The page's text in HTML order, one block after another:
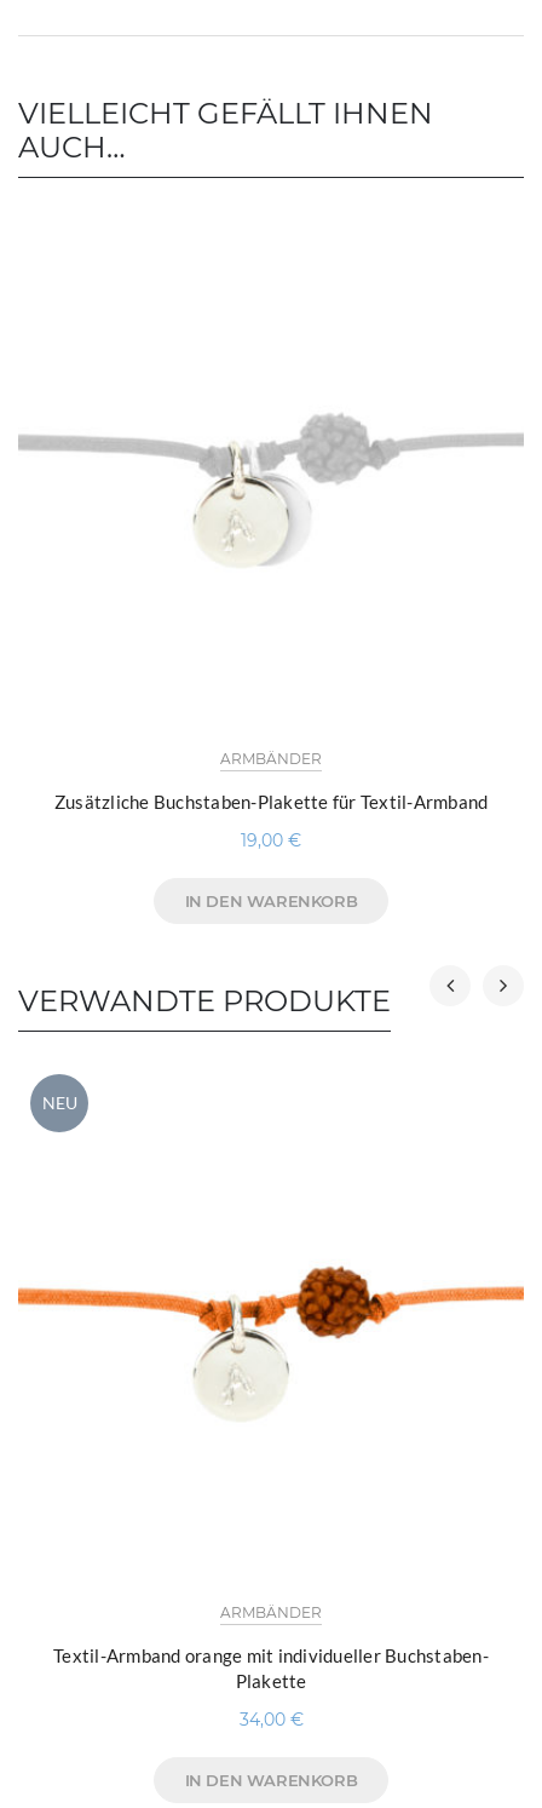
VIELLEICHT GEFÄLLT IHNEN
AUCH…
ARMBÄNDER
Zusätzliche Buchstaben-Plakette für Textil-Armband
19,00 €
IN DEN WARENKORB
VERWANDTE PRODUKTE
NEU
ARMBÄNDER
Textil-Armband orange mit individueller Buchstaben-
Plakette
34,00 €
IN DEN WARENKORB